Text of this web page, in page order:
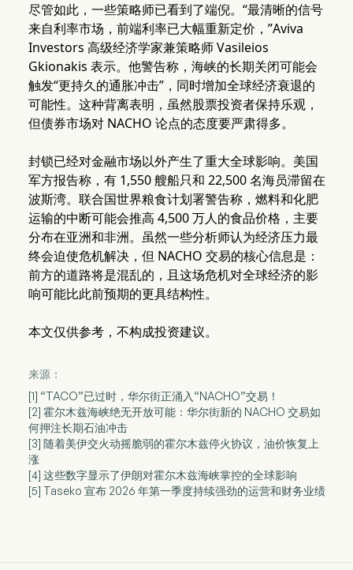
尽管如此，一些策略师已看到了端倪。“最清晰的信号
来自利率市场，前端利率已大幅重新定价，”Aviva
Investors 高级经济学家兼策略师 Vasileios
Gkionakis 表示。他警告称，海峡的长期关闭可能会
触发“更持久的通胀冲击”，同时增加全球经济衰退的
可能性。这种背离表明，虽然股票投资者保持乐观，
但债券市场对 NACHO 论点的态度要严肃得多。
封锁已经对金融市场以外产生了重大全球影响。美国
军方报告称，有 1,550 艘船只和 22,500 名海员滞留在
波斯湾。联合国世界粮食计划署警告称，燃料和化肥
运输的中断可能会推高 4,500 万人的食品价格，主要
分布在亚洲和非洲。虽然一些分析师认为经济压力最
终会迫使危机解决，但 NACHO 交易的核心信息是：
前方的道路将是混乱的，且这场危机对全球经济的影
响可能比此前预期的更具结构性。
本文仅供参考，不构成投资建议。
来源：
[1] “TACO”已过时，华尔街正涌入“NACHO”交易！
[2] 霍尔木兹海峡绝无开放可能：华尔街新的 NACHO 交易如
何押注长期石油冲击
[3] 随着美伊交火动摇脆弱的霍尔木兹停火协议，油价恢复上
涨
[4] 这些数字显示了伊朗对霍尔木兹海峡掌控的全球影响
[5] Taseko 宣布 2026 年第一季度持续强劲的运营和财务业绩